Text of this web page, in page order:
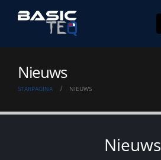
Nieuws
STARPAGINA NIEUWS
Nieuws